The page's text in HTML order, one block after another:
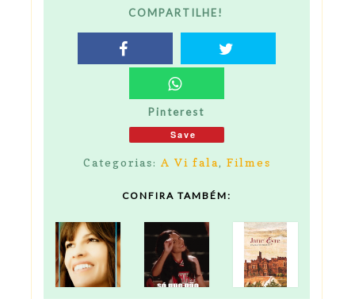
COMPARTILHE!
Pinterest
Save
Categorias: A Vi fala, Filmes
CONFIRA TAMBÉM: